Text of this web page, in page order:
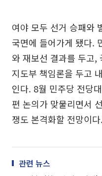
여야 모두 선거 승패와
국면에 들어가게 됐다.
와 재보선 결과를 두고,
지도부 책임론을 두고
인다. 8월 민주당 전당
편 논의가 맞물리면서
쟁도 본격화할 전망이다.
관련 뉴스